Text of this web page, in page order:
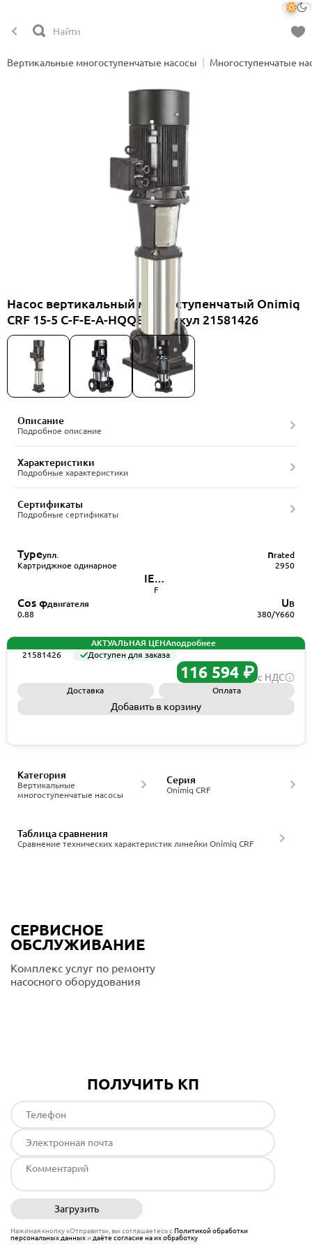
Вертикальные многоступенчатые насосы Многоступенчатые
Насос вертикальный многоступенчатый Onimiq
CRF 15-5 C-F-E-A-HQQE, артикул 21581426
Описание
Подробное описание
Характеристики
Подробные характеристики
Сертификаты
Подробные сертификаты
Typeупл.
Картриджное одинарное
nrated
2950
Cos φдвигателя
0.88
UВ
380/Y660
IEC85
F
АКТУАЛЬНАЯ ЦЕНАподробнее
21581426
Доступен для заказа
116 594 ₽ с НДС
Доставка Оплата
Добавить в корзину
Вертикальные
многоступенчатые насосы
Категория
Onimiq CRF
Серия
Сравнение технических характеристик линейки Onimiq CRF
Таблица сравнения
СЕРВИСНОЕ
ОБСЛУЖИВАНИЕ
Комплекс услуг по ремонту
насосного оборудования
ПОЛУЧИТЬ КП
Загрузить
Нажимая кнопку «Отправить», вы соглашаетесь сПолитикой обработки
персональных данныхи даёте согласие на их обработку